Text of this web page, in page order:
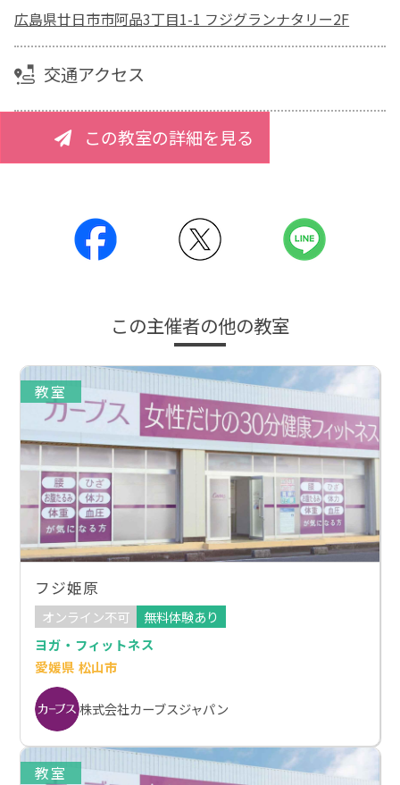
広島県廿日市市阿品3丁目1-1 フジグランナタリー2F
交通アクセス
この教室の詳細を見る
この主催者の他の教室
教室
フジ姫原
オンライン不可
無料体験あり
ヨガ・フィットネス
愛媛県 松山市
株式会社カーブスジャパン
教室